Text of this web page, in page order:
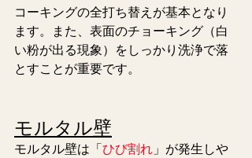
コーキングの全打ち替えが基本となり
ます。また、表面のチョーキング（白
い粉が出る現象）をしっかり洗浄で落
とすことが重要です。
モルタル壁
モルタル壁は「 ひび割れ 」が発生しや